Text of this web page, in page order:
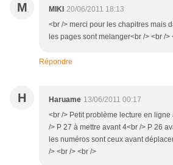
M MIKI 20/06/2011 18:13
<br /> merci pour les chapitres mais
les pages sont melanger<br /> <br />
Répondre
H Haruame 13/06/2011 00:17
<br /> Petit problème lecture en ligne
/> P 27 à mettre avant 4<br /> P 26
les numéros sont ceux avant
/> <br /> <br />